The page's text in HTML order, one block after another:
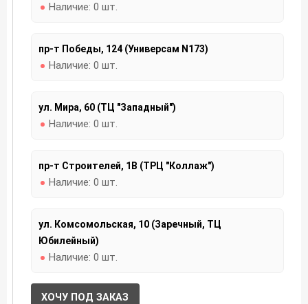
Наличие: 0 шт.
пр-т Победы, 124 (Универсам N173)
Наличие: 0 шт.
ул. Мира, 60 (ТЦ "Западный")
Наличие: 0 шт.
пр-т Строителей, 1В (ТРЦ "Коллаж")
Наличие: 0 шт.
ул. Комсомольская, 10 (Заречный, ТЦ
Юбилейный)
Наличие: 0 шт.
ХОЧУ ПОД ЗАКАЗ